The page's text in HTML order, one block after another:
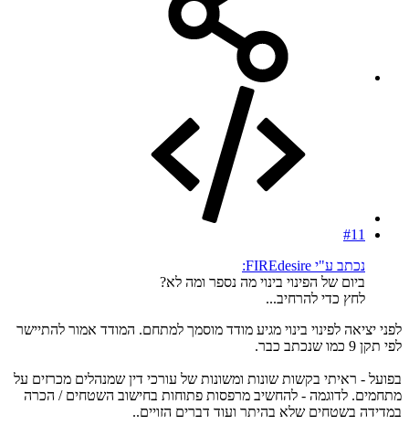
#11
נכתב ע"י FIREdesire:
ביום של הפינוי בינוי מה נספר ומה לא?
לחץ כדי להרחיב...
לפני יציאה לפינוי בינוי מגיע מודד מוסמך למתחם. המודד אמור להתיישר
לפי תקן 9 כמו שנכתב כבר.
בפועל - ראיתי בקשות שונות ומשונות של עורכי דין שמנהלים מכרזים על
מתחמים. לדוגמה - להחשיב מרפסות פתוחות בחישוב השטחים / הכרה
במדידה בשטחים שלא בהיתר ועוד דברים הזויים..